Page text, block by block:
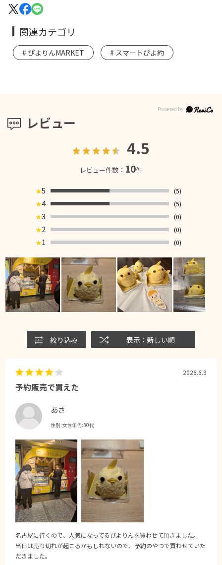
レビュー
4.5
レビュー件数： 10件
★5
(5)
★4
(5)
★3
(0)
★2
(0)
★1 (0)
絞り込み 表示：新しい順
予約販売で買えた
あさ
性別:女性年代:30代
2026.6.9
名古屋に行くので、人気になってるぴよりんを買わせて頂きました。
当日は売り切れが起こるかもしれないので、予約のやつで買わせていた
だきました。
関連カテゴリ
ぴよりんMARKET スマートぴよ約